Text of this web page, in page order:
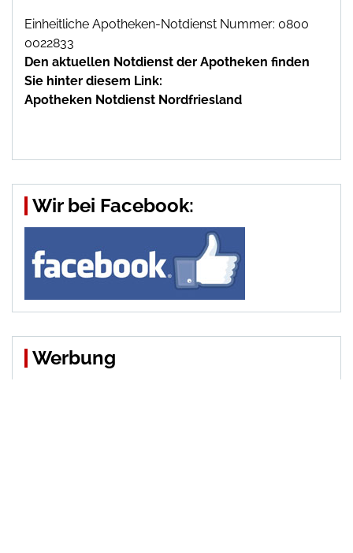
Einheitliche Apotheken-Notdienst Nummer: 0800
0022833
Den aktuellen Notdienst der Apotheken finden
Sie hinter diesem Link:
Apotheken Notdienst Nordfriesland
Wir bei Facebook:
Werbung